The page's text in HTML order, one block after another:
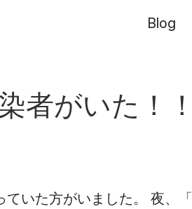
Blog
者がいた！！
いた方がいました。 夜、